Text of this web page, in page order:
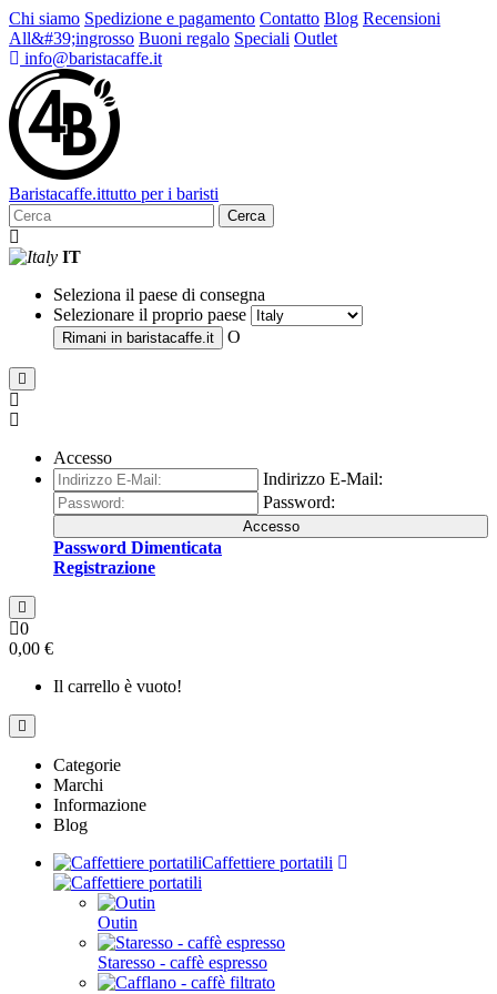
Chi siamo Spedizione e pagamento Contatto Blog Recensioni
All&#39;ingrosso Buoni regalo Speciali Outlet
info@baristacaffe.it
Baristacaffe.ittutto per i baristi
Cerca
IT
Seleziona il paese di consegna
Selezionare il proprio paese
Rimani in baristacaffe.it O
Accesso
Indirizzo E-Mail:
Password:
Accesso
Password Dimenticata
Registrazione
0
0,00 €
Il carrello è vuoto!
Categorie
Marchi
Informazione
Blog
Caffettiere portatili
Outin
Staresso - caffè espresso